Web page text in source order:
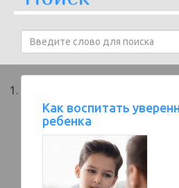
Как воспитать
ребенка